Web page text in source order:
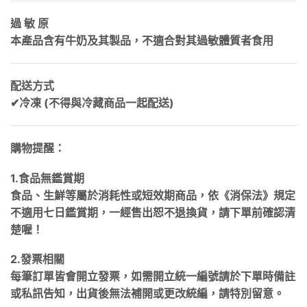
過 敏 原
本產品含有牛奶及其製品，不適合對其過敏體質者食用
配送方式
✔冷凍 (不得與冷藏商品一起配送)
購物提醒：
1.食品無鑑賞期
食品、生鮮等屬於消耗性或短效期商品，依《消保法》規定
不適用七日鑑賞期，一經售出恕不退換貨，請下單前確認清
楚喔！
2.發票相關
每筆訂單皆會開立發票，如需開立統一編號請於下單時備註
或私訊告知，出貨後無法補開或更改統編，請特別留意。